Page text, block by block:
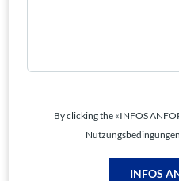
By clicking the «INFOS
INFOS